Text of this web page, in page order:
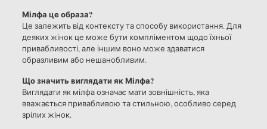
Мілфа це образа?
Це залежить від контексту та способу використання. Для
деяких жінок це може бути компліментом щодо їхньої
привабливості, але іншим воно може здаватися
образливим або нешанобливим.
Що значить виглядати як Мілфа?
Виглядати як мілфа означає мати зовнішність, яка
вважається привабливою та стильною, особливо серед
зрілих жінок.